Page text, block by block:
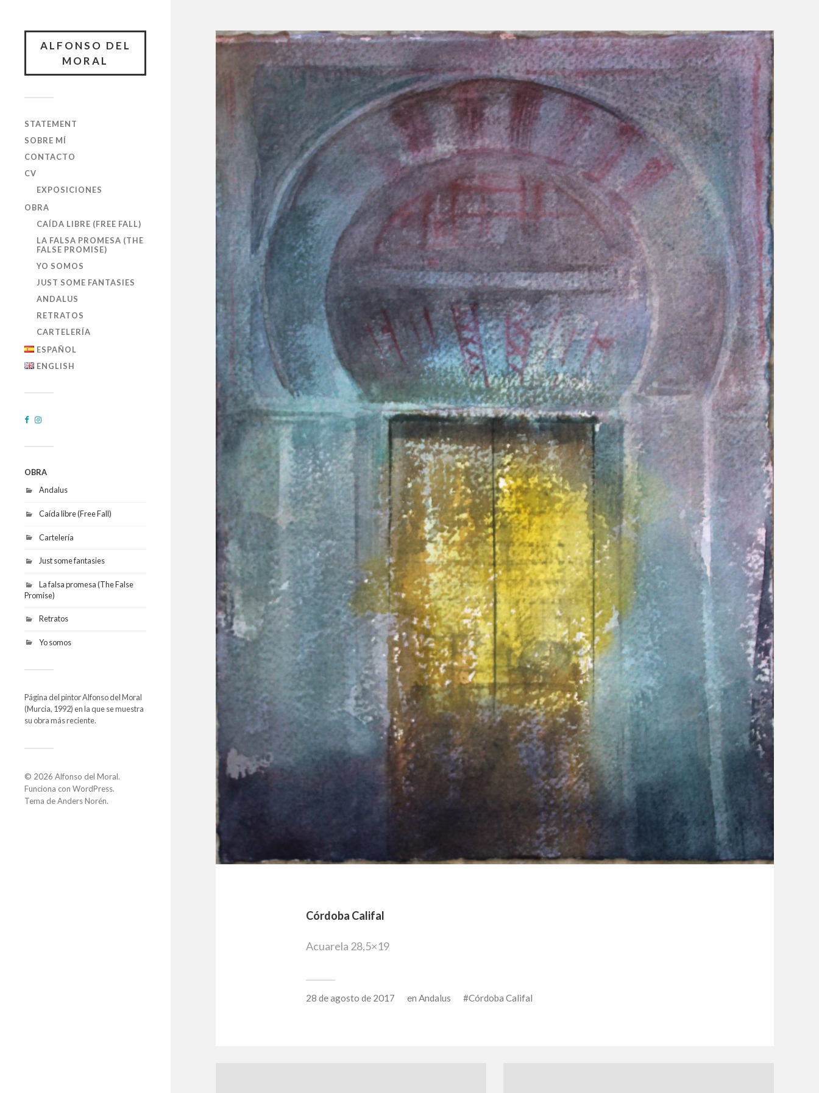
ALFONSO DEL
MORAL
STATEMENT
SOBRE MÍ
CONTACTO
CV
EXPOSICIONES
OBRA
CAÍDA LIBRE (FREE FALL)
LA FALSA PROMESA (THE
FALSE PROMISE)
YO SOMOS
JUST SOME FANTASIES
ANDALUS
RETRATOS
CARTELERÍA
ESPAÑOL
ENGLISH
OBRA
Andalus
Caída libre (Free Fall)
Cartelería
Just some fantasies
La falsa promesa (The False
Promise)
Retratos
Yo somos
Página del pintor Alfonso del Moral
(Murcia, 1992) en la que se muestra
su obra más reciente.
© 2026 Alfonso del Moral.
Funciona con WordPress.
Tema deAnders Norén.
Córdoba Califal
Acuarela 28,5×19
28 de agosto de 2017 en Andalus Córdoba Califal